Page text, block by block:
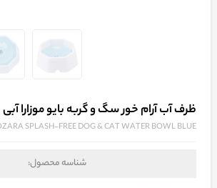
ظرف آب‌ آرام خور سگ و گربه بایو موزارا آبی
SPLASH-FREE DOG & CAT WATER BOWL BLUE
شناسه محصول: